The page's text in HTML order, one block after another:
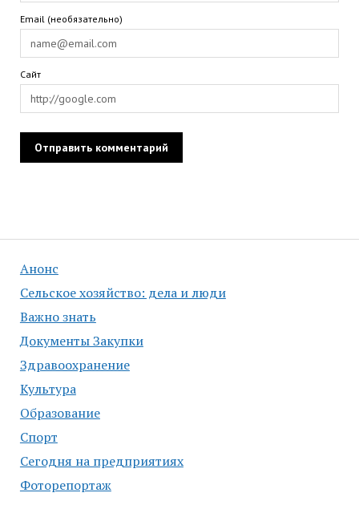
Анонс
Сельское хозяйство: дела и люди
Важно знать
Документы Закупки
Здравоохранение
Культура
Образование
Спорт
Сегодня на предприятиях
Фоторепортаж
Email (необязательно)
Сайт